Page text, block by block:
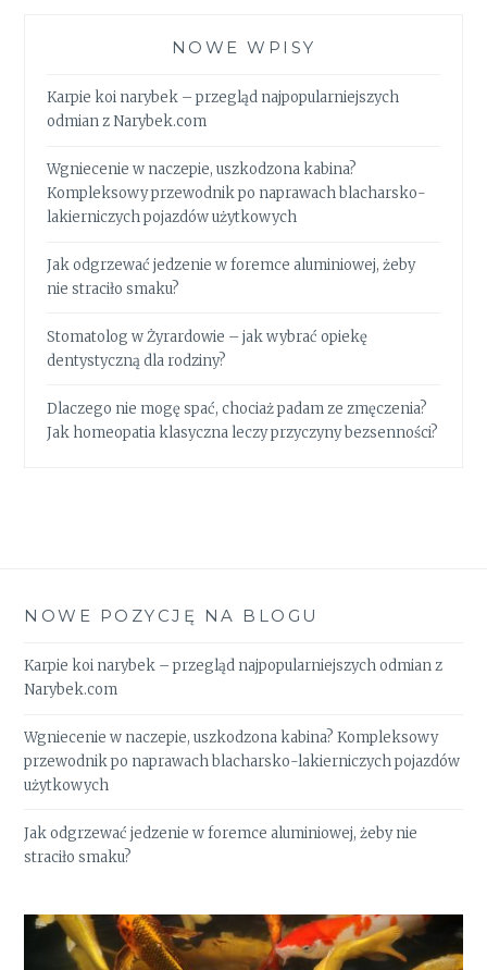
NOWE WPISY
Karpie koi narybek – przegląd najpopularniejszych
odmian z Narybek.com
Wgniecenie w naczepie, uszkodzona kabina?
Kompleksowy przewodnik po naprawach blacharsko-
lakierniczych pojazdów użytkowych
Jak odgrzewać jedzenie w foremce aluminiowej, żeby
nie straciło smaku?
Stomatolog w Żyrardowie – jak wybrać opiekę
dentystyczną dla rodziny?
Dlaczego nie mogę spać, chociaż padam ze zmęczenia?
Jak homeopatia klasyczna leczy przyczyny bezsenności?
NOWE POZYCJĘ NA BLOGU
Karpie koi narybek – przegląd najpopularniejszych odmian z
Narybek.com
Wgniecenie w naczepie, uszkodzona kabina? Kompleksowy
przewodnik po naprawach blacharsko-lakierniczych pojazdów
użytkowych
Jak odgrzewać jedzenie w foremce aluminiowej, żeby nie
straciło smaku?